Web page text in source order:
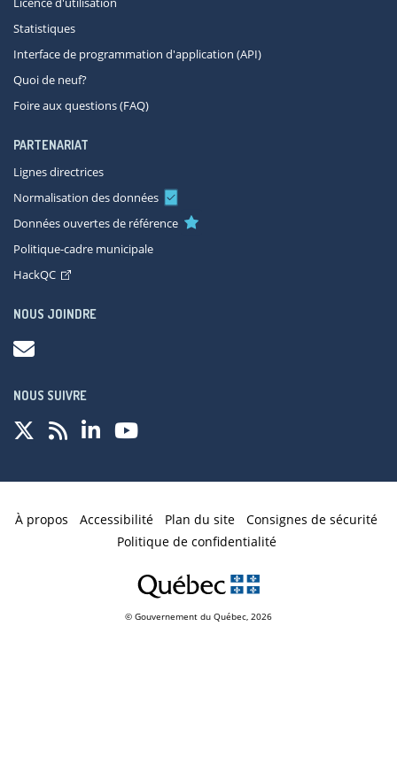
Statistiques
Interface de programmation d'application (API)
Quoi de neuf?
Foire aux questions (FAQ)
PARTENARIAT
Lignes directrices
Normalisation des données
Données ouvertes de référence
Politique-cadre municipale
HackQC
NOUS JOINDRE
NOUS SUIVRE
À propos Accessibilité Plan du site
Consignes de sécurité
Politique de confidentialité
© Gouvernement du Québec, 2026